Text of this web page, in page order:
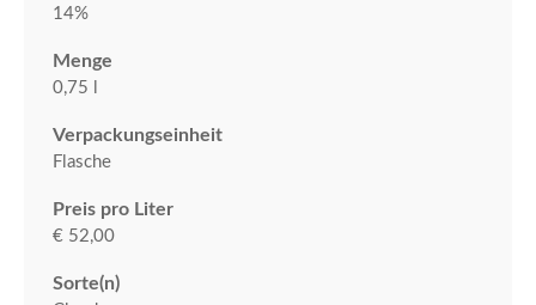
14%
Menge
0,75 l
Verpackungseinheit
Flasche
Preis pro Liter
€ 52,00
Sorte(n)